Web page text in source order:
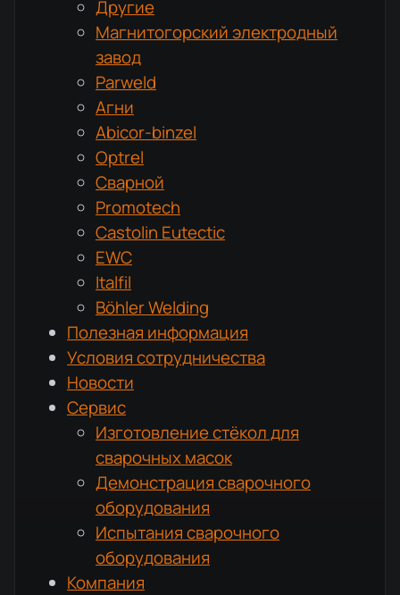
Другие
Магнитогорский электродный
завод
Parweld
Агни
Abicor-binzel
Optrel
Сварной
Promotech
Castolin Eutectic
EWC
Italfil
Böhler Welding
Полезная информация
Условия сотрудничества
Новости
Сервис
Изготовление стёкол для
сварочных масок
Демонстрация сварочного
оборудования
Испытания сварочного
оборудования
Компания